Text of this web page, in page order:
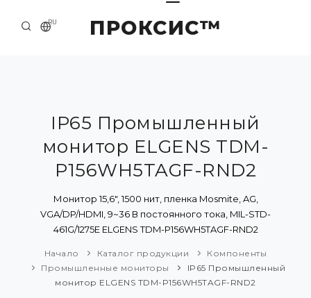
ПРОКСИС™
RU
О КОМПАНИИ
ПРИМЕРЫ И РЕШЕНИЯ
КАТАЛОГ ПРОДУКЦИИ
ПРЕСС-ЦЕНТР
IP65 Промышленный
монитор ELGENS TDM-
P156WH5TAGF-RND2
Монитор 15,6", 1500 нит, пленка Mosmite, AG,
VGA/DP/HDMI, 9~36 В постоянного тока, MIL-STD-
461G/1275E ELGENS TDM-P156WH5TAGF-RND2
Начало Каталог продукции
Компоненты
Промышленные мониторы
IP65 Промышленный
монитор ELGENS TDM-P156WH5TAGF-RND2